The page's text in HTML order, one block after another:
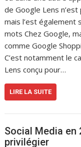
de Google Lens
mais l’est également
mots Chez Google,
comme Google
C’est notamment le
Lens conçu pour…
LIRE LA SUITE
Social Media en
privilégier